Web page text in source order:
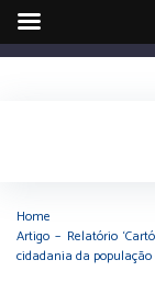
Home
Artigo – Relatório
cidadania da população